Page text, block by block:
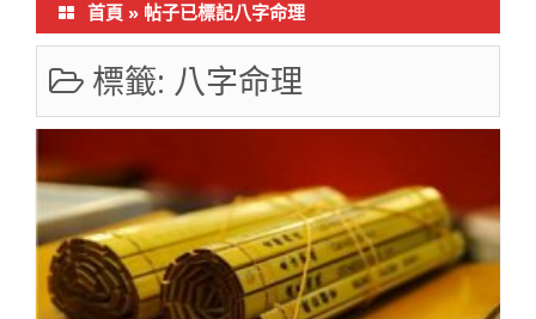
首頁 » 帖子已標記八字命理
標籤: 八字命理